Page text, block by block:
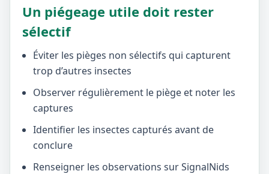
Un piégeage utile doit rester
sélectif
Éviter les pièges non sélectifs qui capturent
trop d’autres insectes
Observer régulièrement le piège et noter les
captures
Identifier les insectes capturés avant de
conclure
Renseigner les observations sur SignalNids